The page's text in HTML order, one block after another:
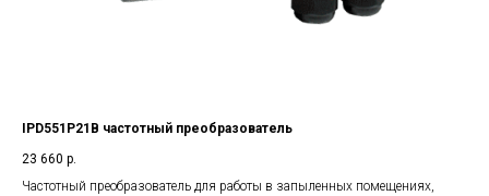
IPD551P21B частотный преобразователь
23 660 р.
Частотный преобразователь для работы в запыленных помещениях,